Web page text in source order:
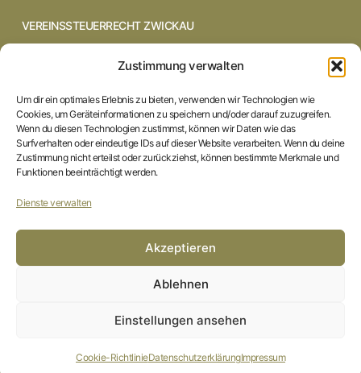
Zustimmung verwalten
Um dir ein optimales Erlebnis zu bieten, verwenden wir Technologien wie
Cookies, um Geräteinformationen zu speichern und/oder darauf zuzugreifen.
Wenn du diesen Technologien zustimmst, können wir Daten wie das
Surfverhalten oder eindeutige IDs auf dieser Website verarbeiten. Wenn du deine
Zustimmung nicht erteilst oder zurückziehst, können bestimmte Merkmale und
Funktionen beeinträchtigt werden.
Dienste verwalten
Akzeptieren
Ablehnen
Einstellungen ansehen
Cookie-RichtlinieDatenschutzerklärungImpressum
VEREINSSTEUERRECHT ZWICKAU
VEREINSSTEUERRECHT CHEMNITZ
VEREINSSTEUERRECHT DRESDEN
VEREINSSTEUERRECHT COTTBUS
VEREINSSTEUERRECHT IN BRAUNSCHWEIG
STARTSEITE
COOKIE-RICHTLINIE (EU)